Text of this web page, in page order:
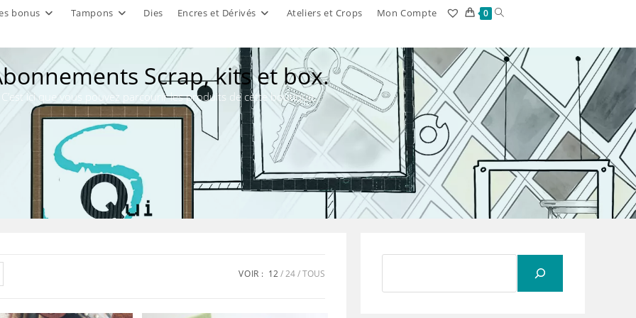
bonus Tampons Dies Encres et Dérivés Ateliers et Crops Mon Compte 0 Toggle
search
Scrap, kits et box.
C’est ici que vous pouvez parcourir les produits de cette boutique.
VOIR : 12 24 TOUS